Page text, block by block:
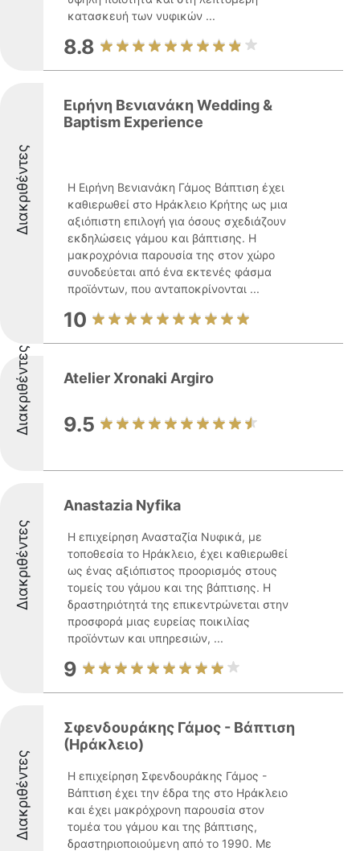
κατασκευή των νυφικών ...
8.8
Διακριθέντες
Ειρήνη Βενιανάκη Wedding &
Baptism Experience
Η Ειρήνη Βενιανάκη Γάμος Βάπτιση έχει
καθιερωθεί στο Ηράκλειο Κρήτης ως μια
αξιόπιστη επιλογή για όσους σχεδιάζουν
εκδηλώσεις γάμου και βάπτισης. Η
μακροχρόνια παρουσία της στον χώρο
συνοδεύεται από ένα εκτενές φάσμα
προϊόντων, που ανταποκρίνονται ...
10
Διακριθέντες Atelier Xronaki Argiro
9.5
Διακριθέντες
Anastazia Nyfika
Η επιχείρηση Ανασταζία Νυφικά, με
τοποθεσία το Ηράκλειο, έχει καθιερωθεί
ως ένας αξιόπιστος προορισμός στους
τομείς του γάμου και της βάπτισης. Η
δραστηριότητά της επικεντρώνεται στην
προσφορά μιας ευρείας ποικιλίας
προϊόντων και υπηρεσιών, ...
9
Διακριθέντες
Σφενδουράκης Γάμος - Βάπτιση
(Ηράκλειο)
Η επιχείρηση Σφενδουράκης Γάμος -
Βάπτιση έχει την έδρα της στο Ηράκλειο
και έχει μακρόχρονη παρουσία στον
τομέα του γάμου και της βάπτισης,
δραστηριοποιούμενη από το 1990. Με